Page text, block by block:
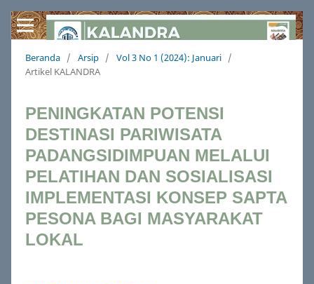
Beranda / Arsip / Vol 3 No 1 (2024): Januari /
Artikel KALANDRA
PENINGKATAN POTENSI
DESTINASI PARIWISATA
PADANGSIDIMPUAN MELALUI
PELATIHAN DAN SOSIALISASI
IMPLEMENTASI KONSEP SAPTA
PESONA BAGI MASYARAKAT
LOKAL